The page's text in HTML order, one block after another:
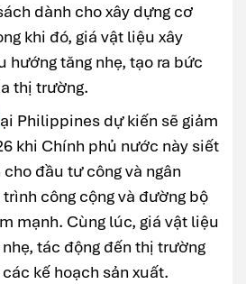
dành cho xây dựng cơ
khi đó, giá vật liệu xây
hướng tăng nhẹ, tạo ra bức
thị trường.
Philippines dự kiến sẽ giảm
khi Chính phủ nước này siết
đầu tư công và ngân
công cộng và đường bộ
mạnh. Cùng lúc, giá vật liệu
tác động đến thị trường
kế hoạch sản xuất.